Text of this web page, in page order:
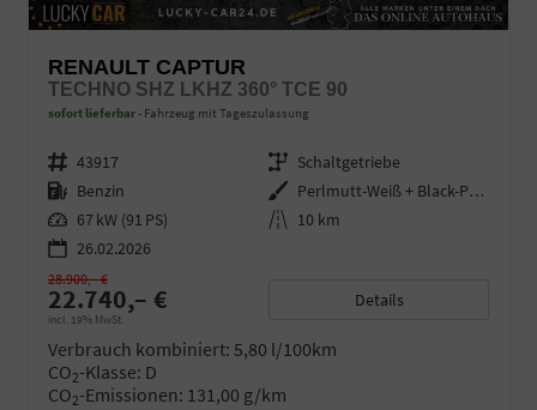
RENAULT CAPTUR
TECHNO SHZ LKHZ 360° TCE 90
sofort lieferbar Fahrzeug mit Tageszulassung
Fahrzeugnr. 43917 Getriebe Schaltgetriebe
Kraftstoff Benzin Außenfarbe
Perlmutt-Weiß + Black-Pearl-Sch
Leistung 67 kW (91 PS) Kilometerstand 10 km
26.02.2026
22.740,– €
incl. 19% MwSt.
28.900,– €
Details
Verbrauch kombiniert: 5,80 l/100km
CO2-Klasse: D
CO2-Emissionen: 131,00 g/km